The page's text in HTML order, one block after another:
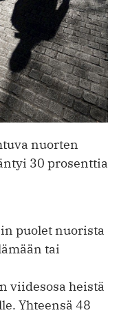
nuorten
30 prosenttia
puolet nuorista
tai
viidesosa heistä
Yhteensä 48